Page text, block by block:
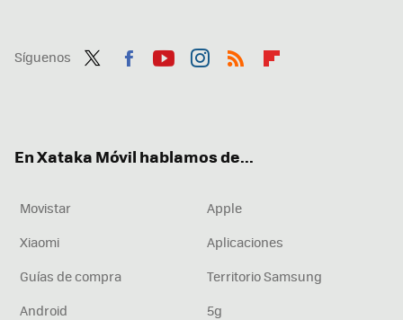
Síguenos
En Xataka Móvil hablamos de...
Movistar
Apple
Xiaomi
Aplicaciones
Guías de compra
Territorio Samsung
Android
5g